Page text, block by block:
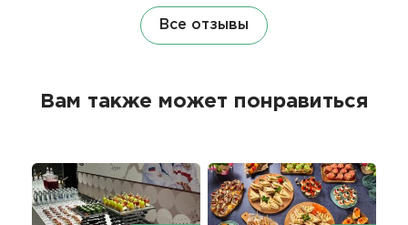
Все отзывы
Вам также может понравиться